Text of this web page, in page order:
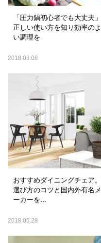
「圧力鍋初心者でも大丈夫」
正しい使い方を知り効率のよ
い調理を
2018.03.08
おすすめダイニングチェア。
選び方のコツと国内外有名メ
ーカーを...
2018.05.28